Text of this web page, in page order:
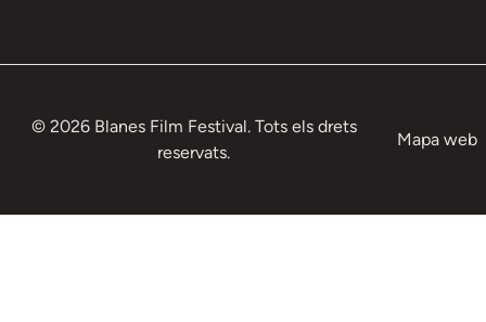
© 2026 Blanes Film Festival. Tots els drets
reservats.
Mapa web